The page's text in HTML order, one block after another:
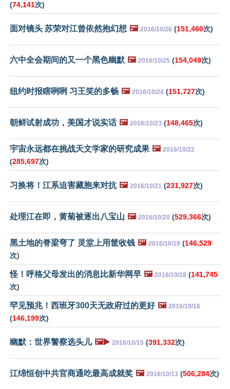
(74,141次)
面对镜头 苏荣对江曾依然抱幻想 🖼️ 2016/10/26 (151,460次)
六中全会期间的又一个黑色幽默 🖼️ 2016/10/25 (154,049次)
纽约时报瞎咧咧 习王笑的多畅 🖼️ 2016/10/24 (151,727次)
朝鲜试射成功，美国才说实话 🖼️ 2016/10/23 (148,465次)
宇宙永远都在挑战天文学家的研究成果 🖼️ 2016/10/22
(285,697次)
习换将！江系迫害藏胞来对抗 🖼️ 2016/10/21 (231,927次)
处理江在即，黄菊被逐出八宝山 🖼️ 2016/10/20 (529,366次)
黑土地的脊梁弯了 灵堂上用筐收钱 🖼️ 2016/10/19 (146,529
次)
怪！呼格父母发出的消息比新华网早 🖼️ 2016/10/18 (141,745
次)
罕见预兆！西班牙300天无政府过的更好 🖼️ 2016/10/16
(146,199次)
幽默：世界警察选头儿 🖼️▶️ 2016/10/15 (391,332次)
江绵恒创中共官商通吃最高成就奖 🖼️ 2016/10/13 (506,284次)